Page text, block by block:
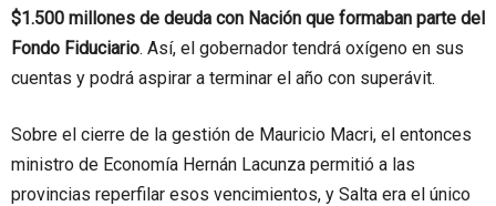
$1.500 millones de deuda con Nación que formaban parte del
Fondo Fiduciario. Así, el gobernador tendrá oxígeno en sus
cuentas y podrá aspirar a terminar el año con superávit.
Sobre el cierre de la gestión de Mauricio Macri, el entonces
ministro de Economía Hernán Lacunza permitió a las
provincias reperfilar esos vencimientos, y Salta era el único